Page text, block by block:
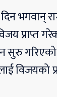
भगवान्
प्राप्त
गरिएको
विजयको